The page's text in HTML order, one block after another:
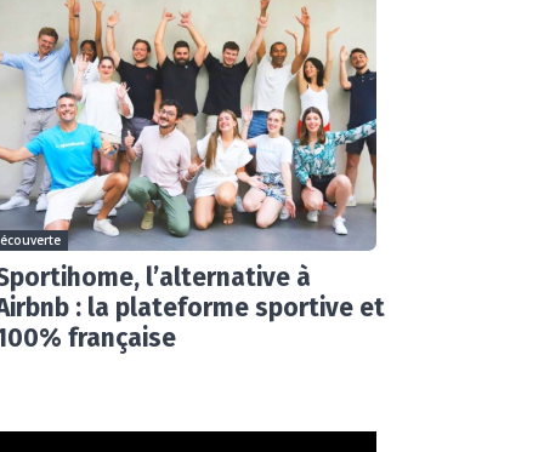
l’alternative à
: la plateforme sportive et
française